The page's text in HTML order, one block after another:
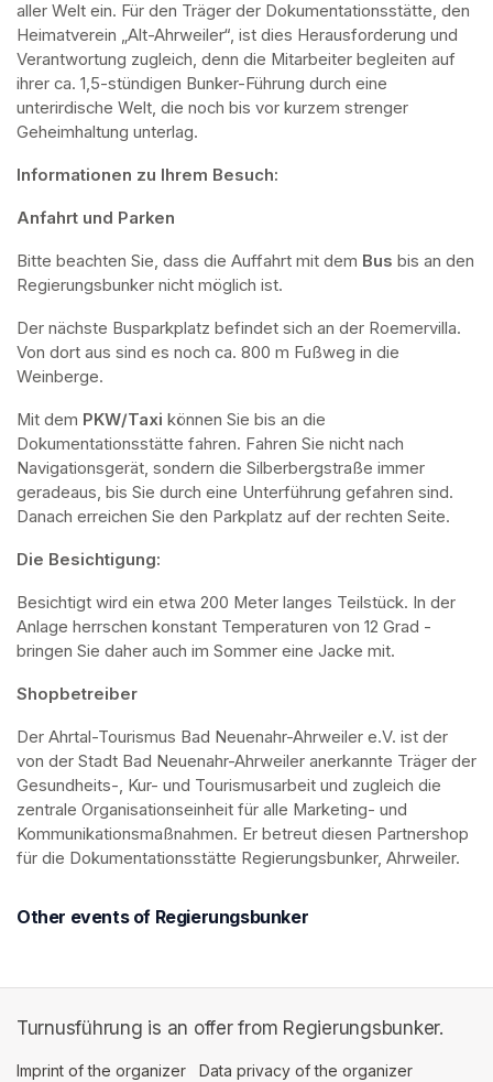
aller Welt ein. Für den Träger der Dokumentationsstätte, den
Heimatverein „Alt-Ahrweiler“, ist dies Herausforderung und
Verantwortung zugleich, denn die Mitarbeiter begleiten auf
ihrer ca. 1,5-stündigen Bunker-Führung durch eine
unterirdische Welt, die noch bis vor kurzem strenger
Geheimhaltung unterlag.
Informationen zu Ihrem Besuch:
Anfahrt und Parken
Bitte beachten Sie, dass die Auffahrt mit dem Bus bis an den
Regierungsbunker nicht möglich ist.
Der nächste Busparkplatz befindet sich an der Roemervilla.
Von dort aus sind es noch ca. 800 m Fußweg in die
Weinberge.
Mit dem PKW/Taxi können Sie bis an die
Dokumentationsstätte fahren. Fahren Sie nicht nach
Navigationsgerät, sondern die Silberbergstraße immer
geradeaus, bis Sie durch eine Unterführung gefahren sind.
Danach erreichen Sie den Parkplatz auf der rechten Seite.
Die Besichtigung:
Besichtigt wird ein etwa 200 Meter langes Teilstück. In der
Anlage herrschen konstant Temperaturen von 12 Grad -
bringen Sie daher auch im Sommer eine Jacke mit.
Shopbetreiber
Der Ahrtal-Tourismus Bad Neuenahr-Ahrweiler e.V. ist der
von der Stadt Bad Neuenahr-Ahrweiler anerkannte Träger der
Gesundheits-, Kur- und Tourismusarbeit und zugleich die
zentrale Organisationseinheit für alle Marketing- und
Kommunikationsmaßnahmen. Er betreut diesen Partnershop
für die Dokumentationsstätte Regierungsbunker, Ahrweiler.
Other events of Regierungsbunker
Turnusführung is an offer from Regierungsbunker.
Imprint of the organizer (opens in a new tab)
Data privacy of the organizer